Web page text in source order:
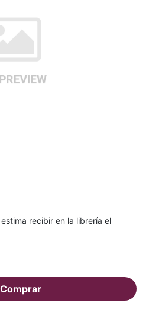
recibir en la librería el
Comprar